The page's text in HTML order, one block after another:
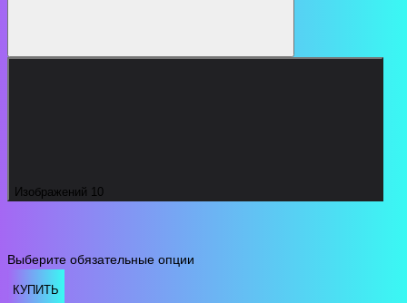
Изображений 10
Выберите обязательные опции
КУПИТЬ